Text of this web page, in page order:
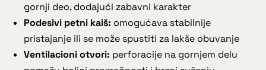
gornji deo, dodajući zabavni karakter
Podesivi petni kaiš: omogućava stabilnije
pristajanje ili se može spustiti za lakše obuvanje
Ventilacioni otvori: perforacije na gornjem delu